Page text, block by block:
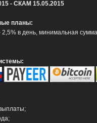
- СКАМ 15.05.2015
планы:
2,5% в день, минимальная